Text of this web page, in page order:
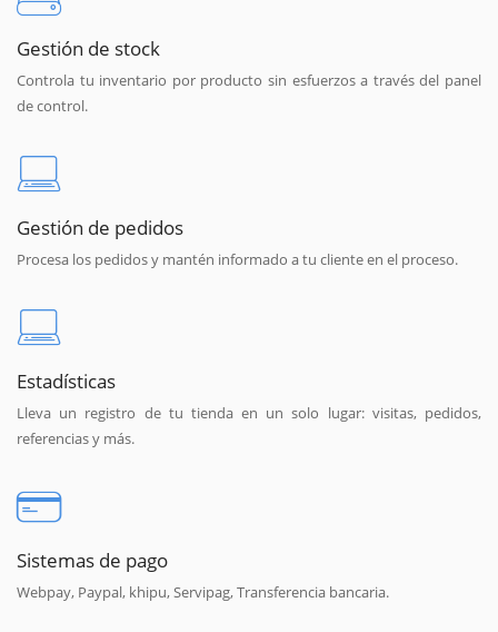
Gestión de stock
Controla tu inventario por producto sin esfuerzos a través del panel
de control.
Gestión de pedidos
Procesa los pedidos y mantén informado a tu cliente en el proceso.
Estadísticas
Lleva un registro de tu tienda en un solo lugar: visitas, pedidos,
referencias y más.
Sistemas de pago
Webpay, Paypal, khipu, Servipag, Transferencia bancaria.